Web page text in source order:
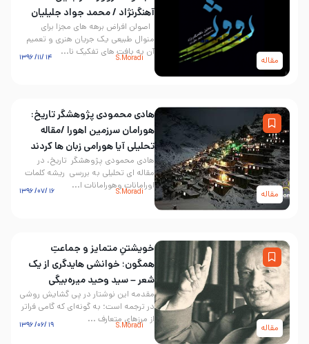
مقاله
آهنگرنژاد / محمد جواد جلیلیان
اصولن افراض برهه های مجزا برای
منوال طبیعی یک جریان هنری و تعمیم
آن به بافت های تفکیک نا...
S.Moradi ۱۴ /۱۱/ ۱۳۹۶
مقاله
هادی محمودی پژوهشگر تاریخ:
هورامان سرزمین اهورا /مقاله
تحلیلی آیا هورامی زبان ها کردند
هادی محمودی پژوهشگر تاریخ، در
مقاله ای تحلیلی به بررسی ریشه کلمات
اورامانات وهورامانات ا...
S.Moradi ۱۶ /۰۷/ ۱۳۹۶
مقاله
خویشتنِ متمایز و جماعتِ
همگون؛ خوانشی هایدگری از یک
شعر – سید وحید میره‌بیگی
مقدمه این نوشتار در پی گشایش روشی
در ترجمه است؛ به گونه‌ای که گامی فراتر
از مرزهای متعارف ...
S.Moradi ۱۹ /۰۶/ ۱۳۹۶